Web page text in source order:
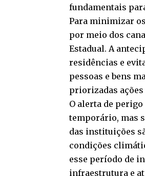
fundamentais
Para minimizar
por meio dos
Estadual. A
residências e
pessoas e bens
priorizadas
O alerta de
temporário, mas
das instituições
condições
esse período de
infraestrutura e